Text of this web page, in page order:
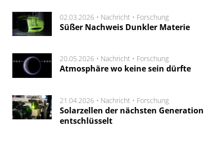
02.03.2026 • Nachricht • Forschung
Süßer Nachweis Dunkler Materie
20.05.2026 • Nachricht • Forschung
Atmosphäre wo keine sein dürfte
21.04.2026 • Nachricht • Forschung
Solarzellen der nächsten Generation
entschlüsselt